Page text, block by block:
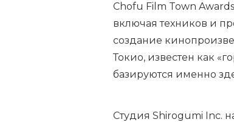
Chofu Film Town
включая техников и
создание
Токио, известен как
базируются именно
Студия Shirogumi Inc.